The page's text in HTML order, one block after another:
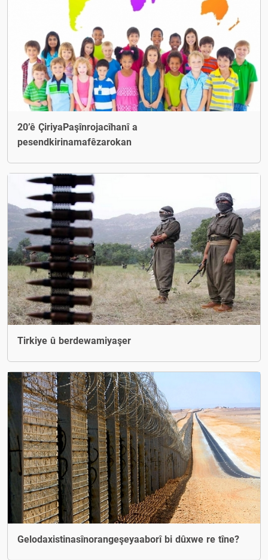
20’ê ÇiriyaPaşînrojacîhanî a
pesendkirinamafêzarokan
Tirkiye û berdewamiyaşer
Gelodaxistinasînorangeşeyaaborî bi dûxwe re tîne?